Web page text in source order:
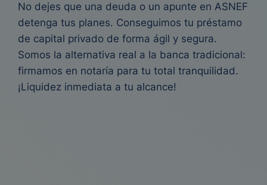
No dejes que una deuda o un apunte en ASNEF
detenga tus planes. Conseguimos tu préstamo
de capital privado de forma ágil y segura.
Somos la alternativa real a la banca tradicional:
firmamos en notaría para tu total tranquilidad.
¡Liquidez inmediata a tu alcance!